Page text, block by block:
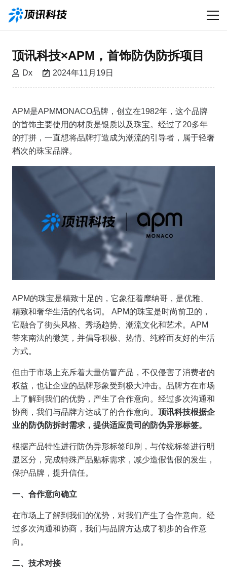
顶讯科技×APM，首饰防伪防拆项目
Dx 2024年11月19日
APM是APMMONACO品牌，创立在1982年，这个品牌
的首饰主要使用的材质是银质以及珠宝。经过了20多年
的打拼，一直想将品牌打造成为潮流的引导者，属于轻奢
档次的珠宝品牌。
APM的珠宝是精致十足的，它象征着摩纳哥，是优雅、
精致和奢华生活的代名词。 APM的珠宝是时尚前卫的，
它融合了街头风格、秀场趋势、潮流文化和艺术。APM
带来南法的微笑，并倡导积极、热情、纯粹而友好的生活
方式。
但由于市场上充斥着大量仿冒产品，不仅侵害了消费者的
权益，也让企业的品牌形象受到极大冲击。品牌方在市场
上了解到我们的优势，产生了合作意向。经过多次沟通和
协商，我们与品牌方达成了的合作意向。 顶讯科技根据企
业的防伪防拆封需求，提供适应贵司的防伪异形标签。
根据产品特性进行防伪异形标签印刷，与传统标签进行明
显区分，完成特殊产品贴标需求，减少造假售假的发生，
保护品牌，提升信任。
一、合作意向确立
在市场上了解到我们的优势，对我们产生了合作意向。经
过多次沟通和协商，我们与品牌方达成了初步的合作意
向。
二、技术对接